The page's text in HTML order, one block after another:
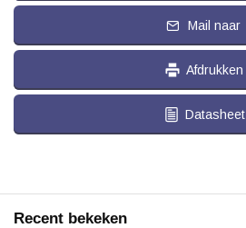
Mail naar
Afdrukken
Datasheet
Recent bekeken